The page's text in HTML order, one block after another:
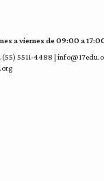
a viernes de 09:00 a
5511-4488 |